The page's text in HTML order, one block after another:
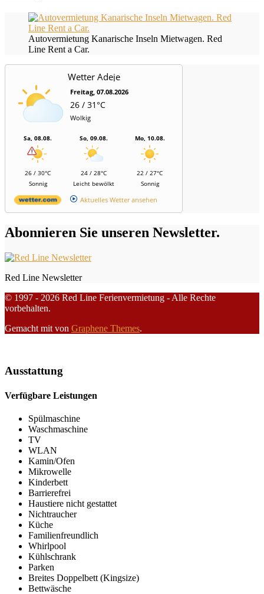
Autovermietung Kanarische Inseln Mietwagen. Red
Line Rent a Car.
Wetter Adeje
Freitag, 07.08.2026
26 / 31°C
Wolkig
Sa, 08.08.
26 / 30°C
Sonnig
So, 09.08.
24 / 28°C
Leicht bewölkt
Mo, 10.08.
22 / 27°C
Sonnig
Aktuelles Wetter ansehen
Abonnieren Sie unseren Newsletter.
Red Line Newsletter
© 1997 - 2026 Red Line Ferienvermietung - Alle Rechte
vorbehalten.
Gemacht mit von Graphene Themes.
Ausstattung
Verfügbare Leistungen
Spülmaschine
Waschmaschine
TV
WLAN
Kamin/Ofen
Mikrowelle
Kinderbett
Barrierefrei
Haustiere nicht gestattet
Nichtraucher
Küche
Familienfreundlich
Whirlpool
Kühlschrank
Parken
Breites Doppelbett (Kingsize)
Bettwäsche